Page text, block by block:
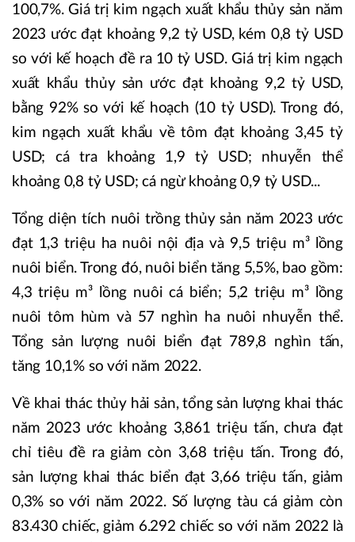
100,7%. Giá trị kim ngạch xuất khẩu thủy sản năm
2023 ước đạt khoảng 9,2 tỷ USD, kém 0,8 tỷ USD
so với kế hoạch đề ra 10 tỷ USD. Giá trị kim ngạch
xuất khẩu thủy sản ước đạt khoảng 9,2 tỷ USD,
bằng 92% so với kế hoạch (10 tỷ USD). Trong đó,
kim ngạch xuất khẩu về tôm đạt khoảng 3,45 tỷ
USD; cá tra khoảng 1,9 tỷ USD; nhuyễn thể
khoảng 0,8 tỷ USD; cá ngừ khoảng 0,9 tỷ USD...
Tổng diện tích nuôi trồng thủy sản năm 2023 ước
đạt 1,3 triệu ha nuôi nội địa và 9,5 triệu m³ lồng
nuôi biển. Trong đó, nuôi biển tăng 5,5%, bao gồm:
4,3 triệu m³ lồng nuôi cá biển; 5,2 triệu m³ lồng
nuôi tôm hùm và 57 nghìn ha nuôi nhuyễn thể.
Tổng sản lượng nuôi biển đạt 789,8 nghìn tấn,
tăng 10,1% so với năm 2022.
Về khai thác thủy hải sản, tổng sản lượng khai thác
năm 2023 ước khoảng 3,861 triệu tấn, chưa đạt
chỉ tiêu đề ra giảm còn 3,68 triệu tấn. Trong đó,
sản lượng khai thác biển đạt 3,66 triệu tấn, giảm
0,3% so với năm 2022. Số lượng tàu cá giảm còn
83.430 chiếc, giảm 6.292 chiếc so với năm 2022 là